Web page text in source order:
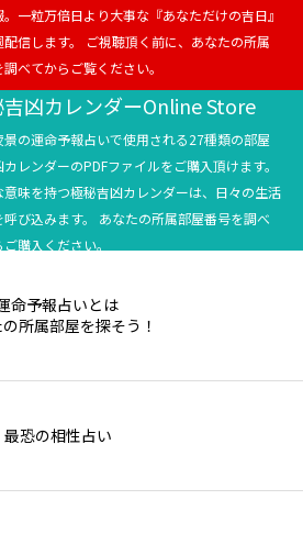
一粒万倍日より大事な『あなただけの吉日』
配信します。 ご視聴頂く前に、あなたの所属
べてからご覧ください。
凶カレンダーOnline Store
景の運命予報占いで使用される27種類の部屋
カレンダーのPDFファイルをご購入頂けます。
意味を持つ極秘吉凶カレンダーは、日々の生活
呼び込みます。 あなたの所属部屋番号を調べ
購入ください。
命予報占いとは
所属部屋を探そう！
最恐の相性占い